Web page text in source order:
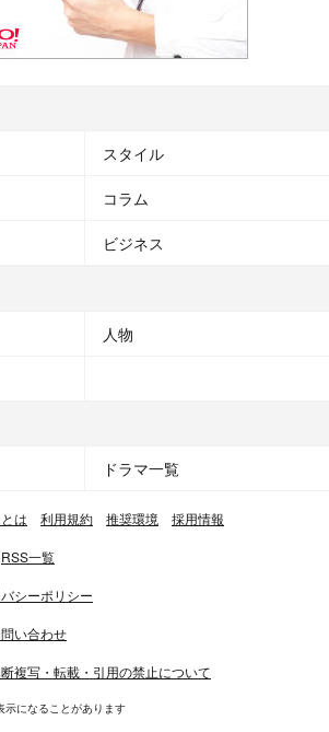
スタイル
コラム
ビジネス
人物
ドラマ一覧
は 利用規約 推奨環境 採用情報
RSS一覧
シーポリシー
い合わせ
複写・転載・引用の禁止について
示になることがあります